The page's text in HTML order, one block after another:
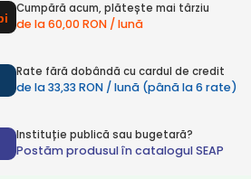
Cumpără acum, plătește mai târziu
de la 60,00 RON / lună
Rate fără dobândă cu cardul de credit
de la 33,33 RON / lună (până la 6 rate)
Instituție publică sau bugetară?
Postăm produsul în catalogul SEAP